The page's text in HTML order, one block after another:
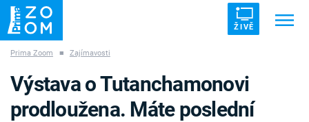
ŽIVĚ
ZÁHADY VETŘELCI DÁVNOVĚKU
Prima Zoom ■ Zajímavosti
Výstava o Tutanchamonovi
prodloužena. Máte poslední